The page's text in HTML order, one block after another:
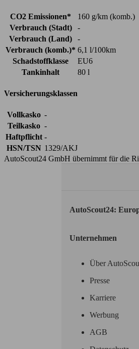
CO2 Emissionen*
160 g/km (komb.)
Verbrauch (Stadt)
-
Verbrauch (Land)
-
Verbrauch (komb.)* 6,1 l/100km
Schadstoffklasse
EU6
Tankinhalt
80 l
Versicherungsklassen
Vollkasko -
Teilkasko -
Haftpflicht -
HSN/TSN 1329/AKJ
AutoScout24 GmbH übernimmt für die
AutoScout24:
Unternehmen
Über
Presse
Karriere
Werbung
AGB